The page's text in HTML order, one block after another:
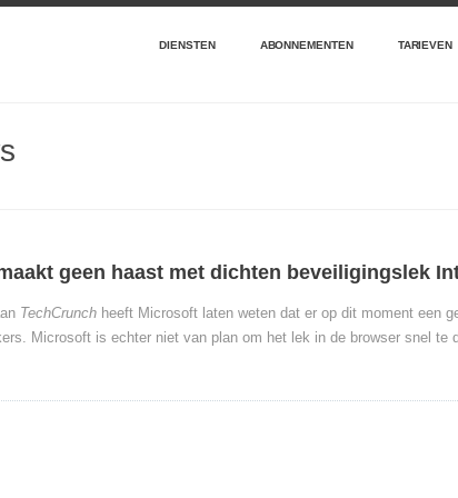
DIENSTEN ABONNEMENTEN TARIEVEN
geen haast met dichten beveiligingslek
TechCrunch heeft Microsoft laten weten dat er op dit moment een
Microsoft is echter niet van plan om het lek in de browser snel te